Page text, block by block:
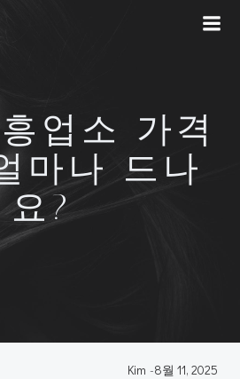
업소 가격
마나 드나
요?
Kim -8월 11, 2025